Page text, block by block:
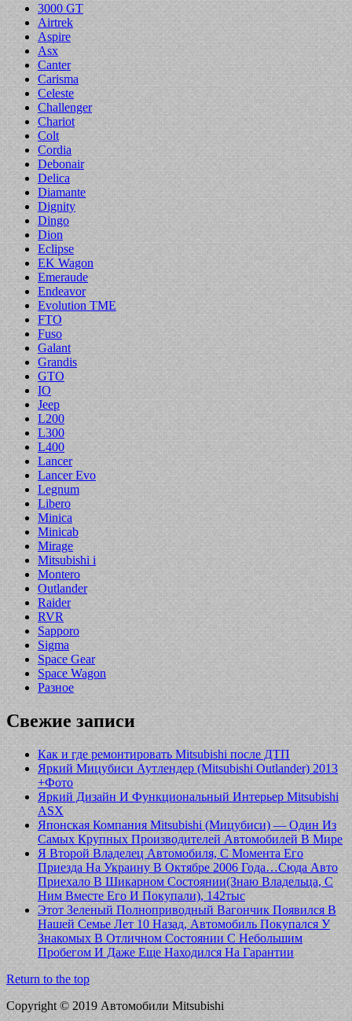
3000 GT
Airtrek
Aspire
Asx
Canter
Carisma
Celeste
Challenger
Chariot
Colt
Cordia
Debonair
Delica
Diamante
Dignity
Dingo
Dion
Eclipse
EK Wagon
Emeraude
Endeavor
Evolution TME
FTO
Fuso
Galant
Grandis
GTO
IO
Jeep
L200
L300
L400
Lancer
Lancer Evo
Legnum
Libero
Minica
Minicab
Mirage
Mitsubishi i
Montero
Outlander
Raider
RVR
Sapporo
Sigma
Space Gear
Space Wagon
Разное
Свежие записи
Как и где ремонтировать Mitsubishi после ДТП
Яркий Мицубиси Аутлендер (Mitsubishi Outlander) 2013
+Фото
Яркий Дизайн И Функциональный Интерьер Mitsubishi
ASX
Японская Компания Mitsubishi (Мицубиси) — Один Из
Самых Крупных Производителей Автомобилей В Мире
Я Второй Владелец Автомобиля, С Момента Его
Приезда На Украину В Октябре 2006 Года…Сюда Авто
Приехало В Шикарном Состоянии(Знаю Владельца, С
Ним Вместе Его И Покупали), 142тыс
Этот Зеленый Полноприводный Вагончик Появился В
Нашей Семье Лет 10 Назад, Автомобиль Покупался У
Знакомых В Отличном Состоянии С Небольшим
Пробегом И Даже Еще Находился На Гарантии
Return to the top
Copyright © 2019 Автомобили Mitsubishi